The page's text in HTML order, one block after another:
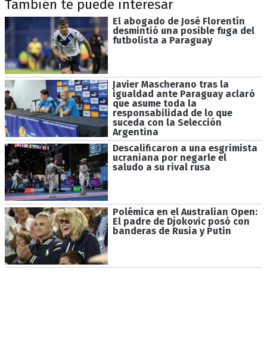
También te puede interesar
El abogado de José Florentín
desmintió una posible fuga del
futbolista a Paraguay
Javier Mascherano tras la
igualdad ante Paraguay aclaró
que asume toda la
responsabilidad de lo que
suceda con la Selección
Argentina
Descalificaron a una esgrimista
ucraniana por negarle el
saludo a su rival rusa
Polémica en el Australian Open:
El padre de Djokovic posó con
banderas de Rusia y Putin